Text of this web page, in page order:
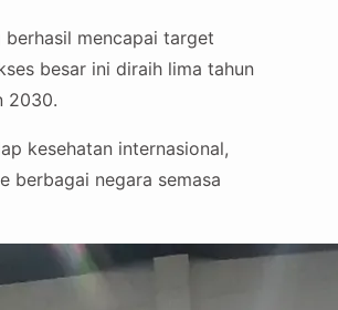
mencapai target
besar ini diraih lima tahun
2030.
kesehatan internasional,
berbagai negara semasa